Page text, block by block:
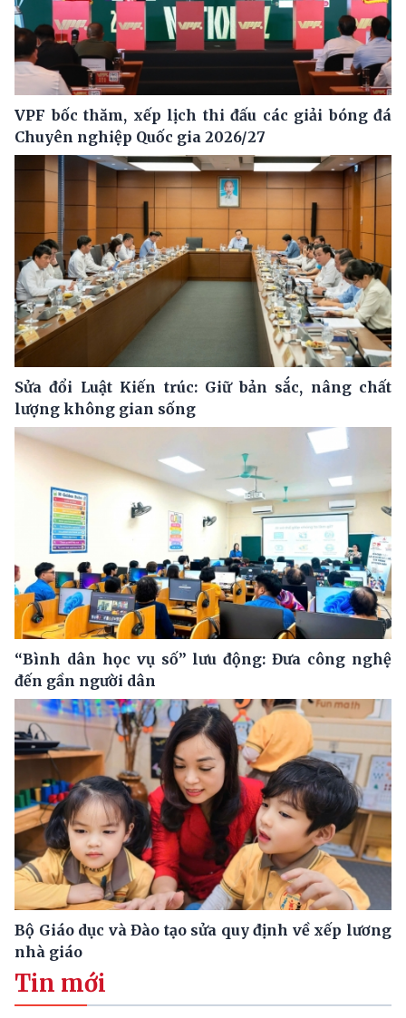
VPF bốc thăm, xếp lịch thi đấu các giải bóng đá
Chuyên nghiệp Quốc gia 2026/27
Sửa đổi Luật Kiến trúc: Giữ bản sắc, nâng chất
lượng không gian sống
“Bình dân học vụ số” lưu động: Đưa công nghệ
đến gần người dân
Bộ Giáo dục và Đào tạo sửa quy định về xếp lương
nhà giáo
Tin mới